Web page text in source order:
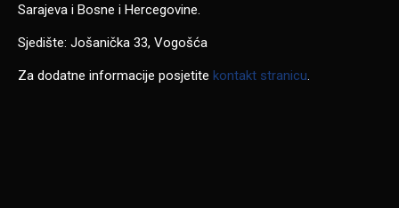
Sarajeva i Bosne i Hercegovine.
Sjedište: Jošanička 33, Vogošća
Za dodatne informacije posjetite kontakt stranicu